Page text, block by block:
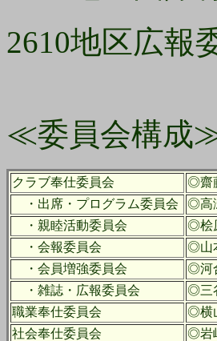
2610地区広
≪委員会構
クラブ奉仕委員会
◎齋
・出席・プログラム委員会
◎高
・親睦活動委員会
◎桧
・会報委員会
◎山
・会員増強委員会
◎河
・雑誌・広報委員会
◎三
職業奉仕委員会
◎横
社会奉仕委員会
◎岩